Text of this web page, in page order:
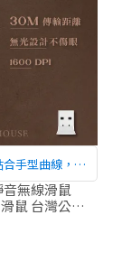
手型曲線，手
音無線滑鼠
鼠 台灣公司